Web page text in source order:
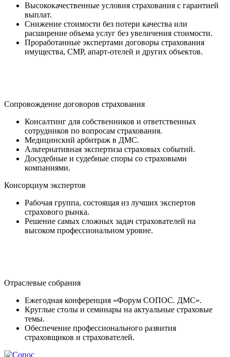
Высококачественные условия страхования с гарантией
выплат.
Снижение стоимости без потери качества или
расширение объема услуг без увеличения стоимости.
Проработанные экспертами договоры страхования
имущества, СМР, апарт-отелей и других объектов.
Сопровождение договоров страхования
Консалтинг для собственников и ответственных
сотрудников по вопросам страхования.
Медицинский арбитраж в ДМС.
Альтернативная экспертиза страховых событий.
Досудебные и судебные споры со страховыми
компаниями.
Консорциум экспертов
Рабочая группа, состоящая из лучших экспертов
страхового рынка.
Решение самых сложных задач страхователей на
высоком профессиональном уровне.
Отраслевые собрания
Ежегодная конференция «Форум СОПОС. ДМС».
Круглые столы и семинары на актуальные страховые
темы.
Обеспечение профессионального развития
страховщиков и страхователей.